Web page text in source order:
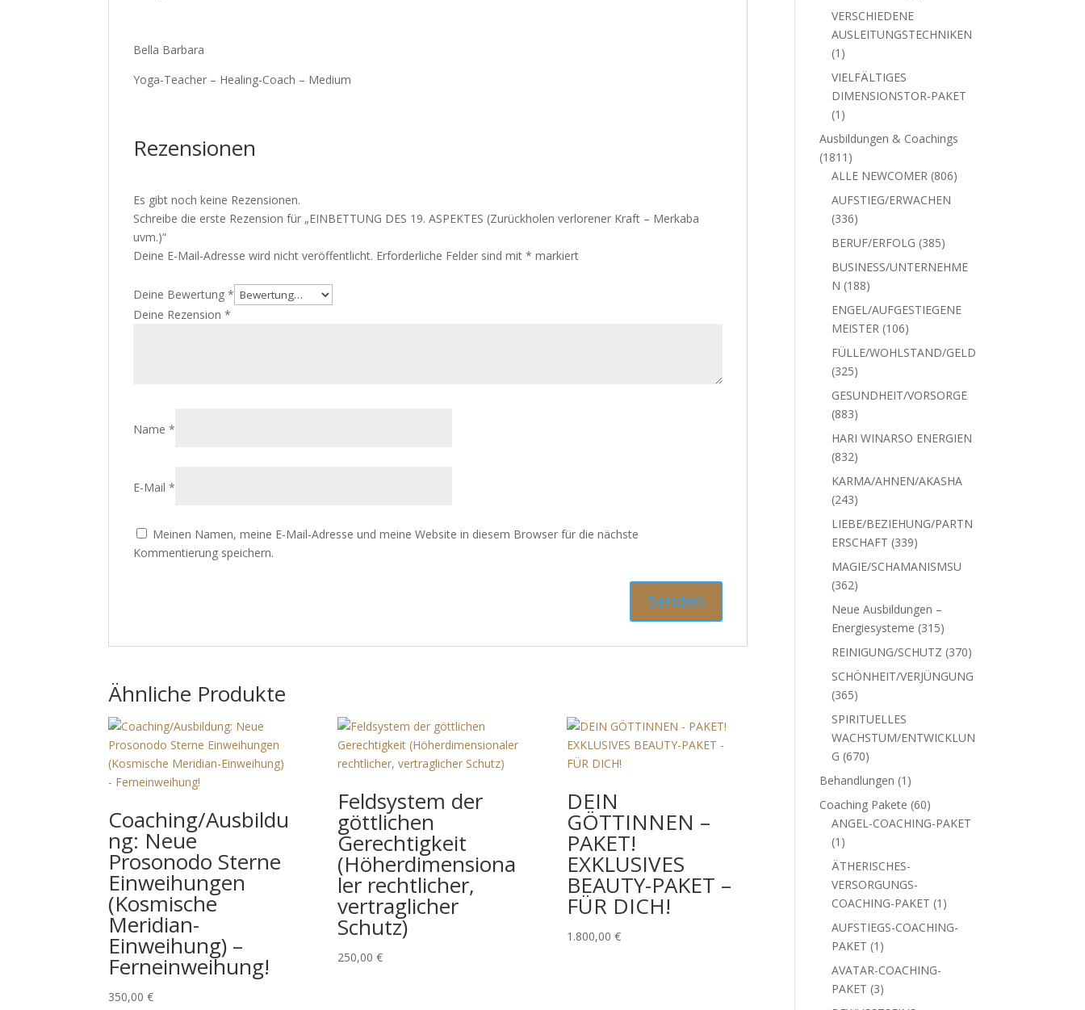
Bella Barbara
Yoga-Teacher – Healing-Coach – Medium
Rezensionen
Es gibt noch keine Rezensionen.
Schreibe die erste Rezension für „EINBETTUNG DES 19. ASPEKTES (Zurückholen verlorener Kraft – Merkaba
uvm.)“
Deine E-Mail-Adresse wird nicht veröffentlicht. Erforderliche Felder sind mit* markiert
Deine Bewertung*
Deine Rezension*
Name*
E-Mail*
Meinen Namen, meine E-Mail-Adresse und meine Website in diesem Browser für die nächste
Kommentierung speichern.
Ähnliche Produkte
Coaching/Ausbildu
ng: Neue
Prosonodo Sterne
Einweihungen
(Kosmische
Meridian-
Einweihung) –
Ferneinweihung!
350,00€
Feldsystem der
göttlichen
Gerechtigkeit
(Höherdimensiona
ler rechtlicher,
vertraglicher
Schutz)
250,00 €
DEIN
GÖTTINNEN –
PAKET!
EXKLUSIVES
BEAUTY-PAKET –
FÜR DICH!
1.800,00 €
VERSCHIEDENE
AUSLEITUNGSTECHNIKEN
1 1
Produkt
VIELFÄLTIGES
DIMENSIONSTOR-PAKET
1 1
Produkt
Ausbildungen & Coachings
1811 1811
Produkte
ALLE NEWCOMER 806806
AUFSTIEG/ERWACHEN
336336
Produkte
BERUF/ERFOLG 385385
Produkte
BUSINESS/UNTERNEHME
N 188188
Produkte
ENGEL/AUFGESTIEGENE
MEISTER 106106
Produkte
FÜLLE/WOHLSTAND/GELD
325325
Produkte
GESUNDHEIT/VORSORGE
883883
Produkte
HARI WINARSO ENERGIEN
832832
Produkte
KARMA/AHNEN/AKASHA
243243
Produkte
LIEBE/BEZIEHUNG/PARTN
ERSCHAFT 339339
Produkte
MAGIE/SCHAMANISMSU
362362
Produkte
Neue Ausbildungen –
Energiesysteme 315315
Produkte
REINIGUNG/SCHUTZ 370370
Produkte
SCHÖNHEIT/VERJÜNGUNG
365365
Produkte
SPIRITUELLES
WACHSTUM/ENTWICKLUN
G 670670
Produkte
Behandlungen 1 1
Produkt
Coaching Pakete 6060
Produkte
ANGEL-COACHING-PAKET
1 1
Produkt
ÄTHERISCHES-
VERSORGUNGS-
COACHING-PAKET 1 1
Produkt
AUFSTIEGS-COACHING-
PAKET 1 1
Produkt
AVATAR-COACHING-
PAKET 33
Produkte